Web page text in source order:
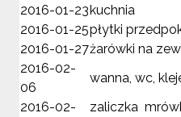
2016-01-23kuchnia
2016-01-25płytki
2016-01-27żarówki na
2016-02-
06
wanna, wc,
2016-02-
zaliczka